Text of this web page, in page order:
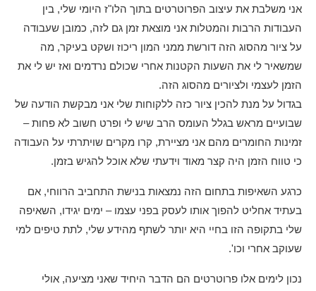
אני משלבת את עיצוב הפרוטרטים בתוך הלו"ז היומי שלי, בין
העבודות הרבות והמטלות אני מוצאת זמן גם לזה, כמובן שעבודה
על ציור מהסוג הזה דורשת ממני המון ריכוז ושקט בעיקר, מה
שמשאיר לי את השעות הקטנות אחרי שכולם נרדמים ואז יש לי את
הזמן לעצמי ולציורים מהסוג הזה.
בגדול על מנת להכין ציור כזה ללקוחות שלי אני מבקשת הודעה של
שבועיים מראש בגלל העומס הרב שיש לי ופרט חשוב לא פחות –
זמינות החומרים מהם אני מציירת, קרו מקרים שויתרתי על העבודה
כי טווח הזמן היה קצר מאוד וידעתי שלא אוכל להגיש בזמן.
כרגע השאיפות בתחום הזה נמצאות בנישת התחביב הרווחי, אם
בעתיד אחליט להפוך אותו לעסק בפני עצמו – ימים יגידו, השאיפה
שלי בתקופה הזו בחיי היא יותר לשתף מהידע שלי, לתת טיפים למי
שעוקב אחרי וכו'.
נכון לימים אלו פרוטרטים הם הדבר היחיד שאני מציעה, אולי